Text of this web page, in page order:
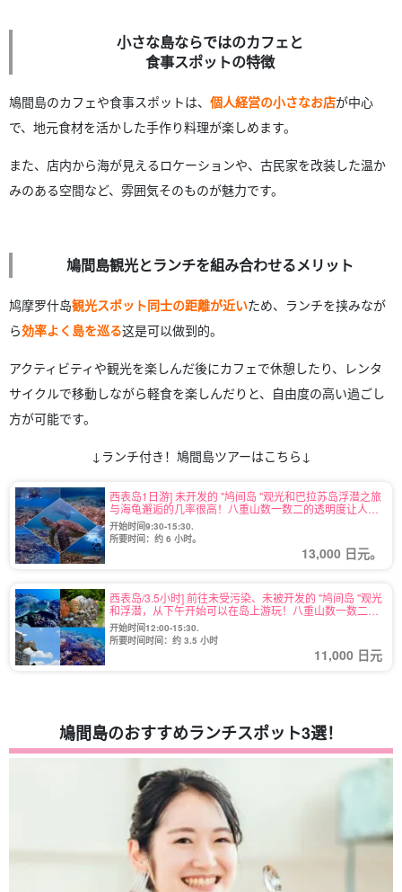
小さな島ならではのカフェと
食事スポットの特徴
鳩間島のカフェや食事スポットは、 個人経営の小さなお店が中心
で、地元食材を活かした手作り料理が楽しめます。
また、店内から海が見えるロケーションや、古民家を改装した温か
みのある空間など、雰囲気そのものが魅力です。
鳩間島観光とランチを組み合わせるメリット
鸠摩罗什岛観光スポット同士の距離が近いため、ランチを挟みなが
ら効率よく島を巡る这是可以做到的。
アクティビティや観光を楽しんだ後にカフェで休憩したり、レンタ
サイクルで移動しながら軽食を楽しんだりと、自由度の高い過ごし
方が可能です。
↓ランチ付き！鳩間島ツアーはこちら↓
西表岛1日游] 未开发的 "鸠间岛 "观光和巴拉苏岛浮潜之旅
与海龟邂逅的几率很高！八重山数一数二的透明度让人印
象深刻♪（No.134）
开始时间9:30-15:30.
所要时间：约 6 小时。
13,000 日元。
西表岛/3.5小时] 前往未受污染、未被开发的 "鸠间岛 "观光
和浮潜，从下午开始可以在岛上游玩！八重山数一数二的
透明度给您留下深刻印象♪（No.94）
开始时间12:00-15:30.
所要时间时间：约 3.5 小时
11,000 日元
鳩間島のおすすめランチスポット3選！